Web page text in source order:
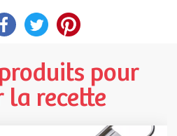
pour
la recette